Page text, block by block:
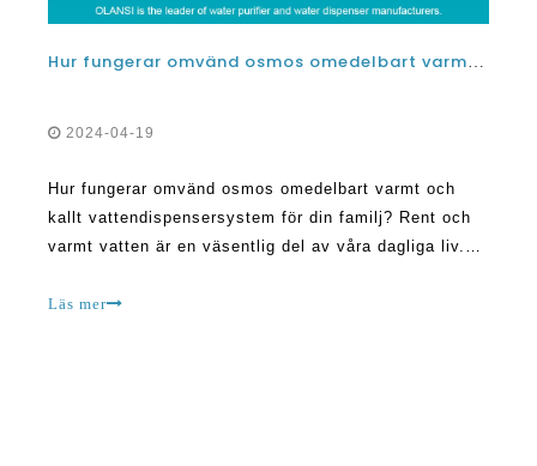
Hur fungerar omvänd osmos omedelbart varmt och kallt vattendispensersystem för din familj?
2024-04-19
Hur fungerar omvänd osmos omedelbart varmt och
kallt vattendispensersystem för din familj? Rent och
varmt vatten är en väsentlig del av våra dagliga liv.
rengöras, är det viktigt att ha tillgång till rent och
Läs mer